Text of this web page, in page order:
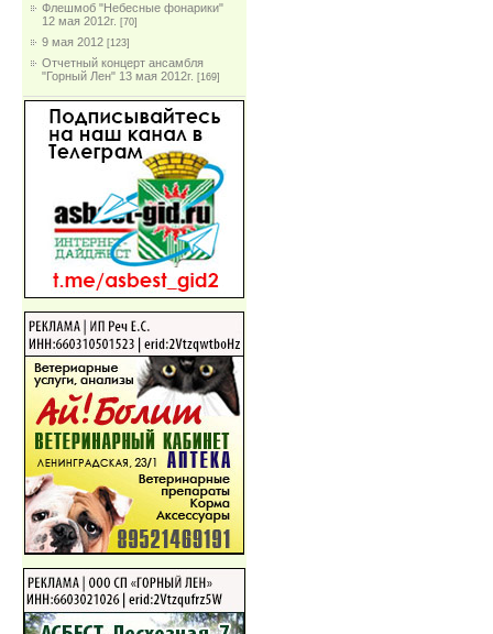
Флешмоб "Небесные фонарики"
12 мая 2012г. [70]
9 мая 2012 [123]
Отчетный концерт ансамбля
"Горный Лен" 13 мая 2012г. [169]